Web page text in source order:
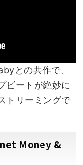
との共作で、
ビートが絶妙に
トリーミングで
Money &